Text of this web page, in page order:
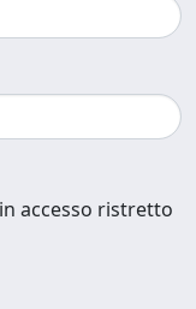
accesso ristretto